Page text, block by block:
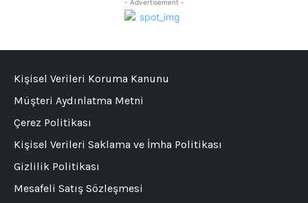
- Advertisement -
Kişisel Verileri Koruma Kanunu
Müşteri Aydınlatma Metni
Çerez Politikası
Kişisel Verileri Saklama ve İmha Politikası
Gizlilik Politikası
Mesafeli Satış Sözleşmesi